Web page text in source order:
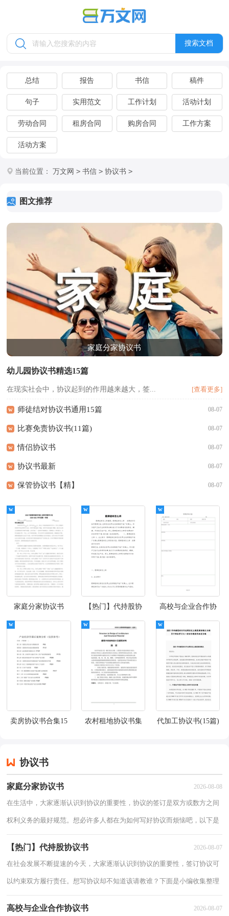
搜索文档
总结 报告 书信 稿件
句子 实用范文 工作计划 活动计划
劳动合同 租房合同 购房合同 工作方案
活动方案
当前位置： 万文网 > 书信 > 协议书 >
图文推荐
家庭分家协议书
幼儿园协议书精选15篇
在现实社会中，协议起到的作用越来越大，签... [查看更多]
w 师徒结对协议书通用15篇 08-07
w 比赛免责协议书(11篇) 08-07
w 情侣协议书 08-07
w 协议书最新 08-07
w 保管协议书【精】 08-07
家庭分家协议书
【热门】代持股协
议书
高校与企业合作协
议书
卖房协议书合集15
农村租地协议书集
代加工协议书(15篇)
协议书
家庭分家协议书 2026-08-08
在生活中，大家逐渐认识到协议的重要性，协议的签订是双方或数方之间
权利义务的最好规范。想必许多人都在为如何写好协议而烦恼吧，以下是
【热门】代持股协议书 2026-08-07
在社会发展不断提速的今天，大家逐渐认识到协议的重要性，签订协议可
以约束双方履行责任。想写协议却不知道该请教谁？下面是小编收集整理
高校与企业合作协议书 2026-08-07